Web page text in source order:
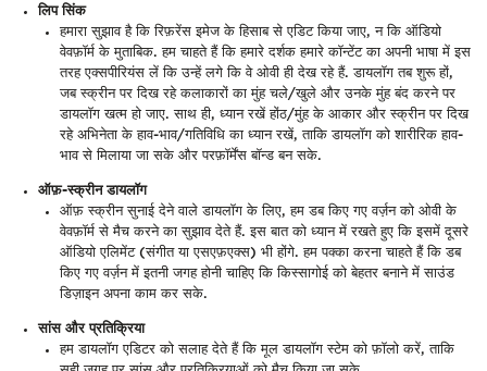
लिप सिंक
हमारा सुझाव है कि रिफ़रेंस इमेज के हिसाब से एडिट किया जाए, न कि ऑडियो
वेवफ़ॉर्म के मुताबिक. हम चाहते हैं कि हमारे दर्शक हमारे कॉन्टेंट का अपनी भाषा में इस
तरह एक्सपीरियंस लें कि उन्हें लगे कि वे ओवी ही देख रहे हैं. डायलॉग तब शुरू हों,
जब स्क्रीन पर दिख रहे कलाकारों का मुंह चले/खुले और उनके मुंह बंद करने पर
डायलॉग खत्म हो जाए. साथ ही, ध्यान रखें होंठ/मुंह के आकार और स्क्रीन पर दिख
रहे अभिनेता के हाव-भाव/गतिविधि का ध्यान रखें, ताकि डायलॉग को शारीरिक हाव-
भाव से मिलाया जा सके और परफ़ॉर्मेंस बॉन्ड बन सके.
ऑफ़-स्क्रीन डायलॉग
ऑफ़ स्क्रीन सुनाई देने वाले डायलॉग के लिए, हम डब किए गए वर्ज़न को ओवी के
वेवफ़ॉर्म से मैच करने का सुझाव देते हैं. इस बात को ध्यान में रखते हुए कि इसमें दूसरे
ऑडियो एलिमेंट (संगीत या एसएफ़एक्स) भी होंगे. हम पक्का करना चाहते हैं कि डब
किए गए वर्ज़न में इतनी जगह होनी चाहिए कि किस्सागोई को बेहतर बनाने में साउंड
डिज़ाइन अपना काम कर सके.
सांस और प्रतिक्रिया
हम डायलॉग एडिटर को सलाह देते हैं कि मूल डायलॉग स्टेम को फ़ॉलो करें, ताकि